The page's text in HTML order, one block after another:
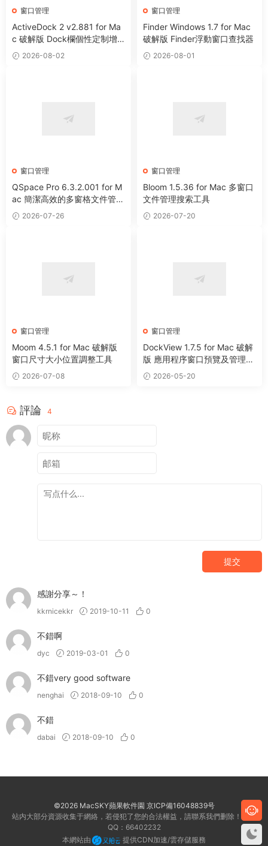
窗口管理
ActiveDock 2 v2.881 for Ma
c 破解版 Dock欄個性定制增
強工具
2026-08-02
窗口管理
Finder Windows 1.7 for Mac
破解版 Finder浮動窗口查找器
2026-08-01
窗口管理
QSpace Pro 6.3.2.001 for M
ac 簡潔高效的多窗格文件管理
器 2026-07-26
窗口管理
Bloom 1.5.36 for Mac 多窗口
文件管理搜索工具
2026-07-20
窗口管理
Moom 4.5.1 for Mac 破解版
窗口尺寸大小位置調整工具
2026-07-08
窗口管理
DockView 1.7.5 for Mac 破解
版 應用程序窗口預覽及管理工
具 2026-05-20
評論 4
提交
感謝分享～！
kkrnicekkr 2019-10-11 0
不錯啊
dyc 2019-03-01 0
不錯very good software
nenghai 2018-09-10 0
不錯
dabai 2018-09-10 0
©2026 MacSKY蘋果軟件園 京ICP備16048839号
站内大部分資源收集于網絡，若侵犯了您的合法權益，請聯系我們删除！客服
QQ：66402232
本網站由
提供CDN加速/雲存儲服務